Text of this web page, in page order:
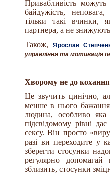
Привабливість можуть
байдужість,
тільки такі вчинки,
партнера, а не знижують
Також,
Ярослав
управління та мотивація
Хворому не до кохання
Це звучить цинічно,
менше в нього
людина, особливо яка
підсвідомому рівні
сексу. Він просто
разі ви переходите у
зберегти стосунки
регулярно
зблизить, стосунки